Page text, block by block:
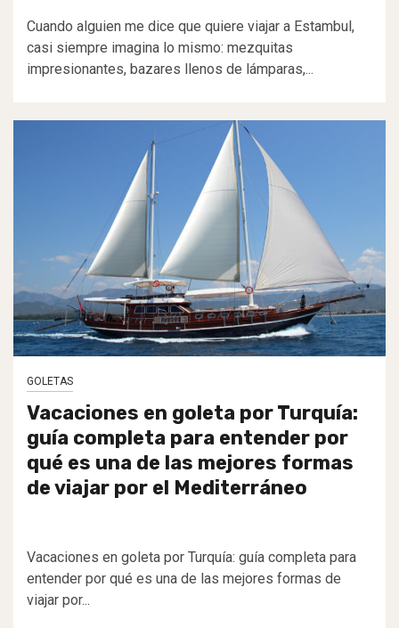
Cuando alguien me dice que quiere viajar a Estambul,
casi siempre imagina lo mismo: mezquitas
impresionantes, bazares llenos de lámparas,...
GOLETAS
Vacaciones en goleta por Turquía:
guía completa para entender por
qué es una de las mejores formas
de viajar por el Mediterráneo
Vacaciones en goleta por Turquía: guía completa para
entender por qué es una de las mejores formas de
viajar por...